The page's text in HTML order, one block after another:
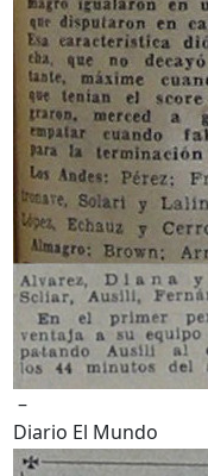
–
Diario El Mundo